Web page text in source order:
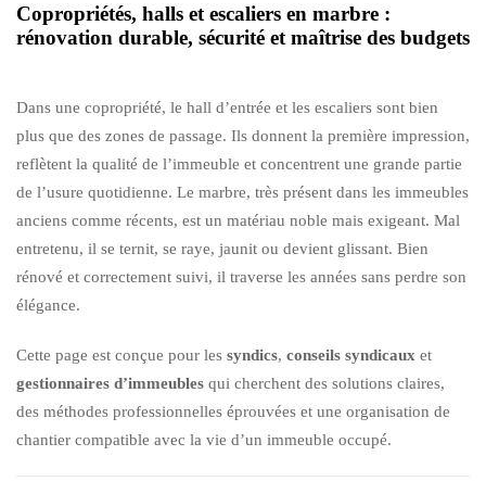
Copropriétés, halls et escaliers en marbre :
rénovation durable, sécurité et maîtrise des budgets
Dans une copropriété, le hall d’entrée et les escaliers sont bien
plus que des zones de passage. Ils donnent la première impression,
reflètent la qualité de l’immeuble et concentrent une grande partie
de l’usure quotidienne. Le marbre, très présent dans les immeubles
anciens comme récents, est un matériau noble mais exigeant. Mal
entretenu, il se ternit, se raye, jaunit ou devient glissant. Bien
rénové et correctement suivi, il traverse les années sans perdre son
élégance.
Cette page est conçue pour les syndics, conseils syndicaux et
gestionnaires d’immeubles qui cherchent des solutions claires,
des méthodes professionnelles éprouvées et une organisation de
chantier compatible avec la vie d’un immeuble occupé.